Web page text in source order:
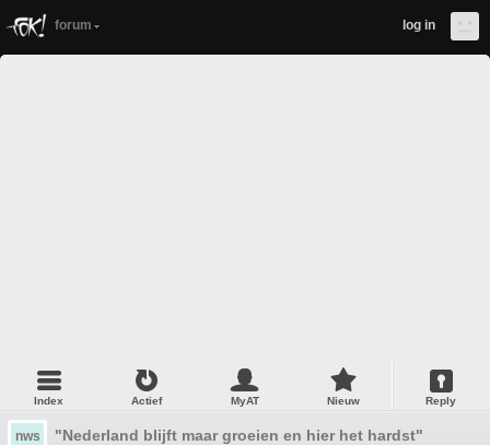
forum log in
Index Actief MyAT Nieuw Reply
nws "Nederland blijft maar groeien en hier het hardst"